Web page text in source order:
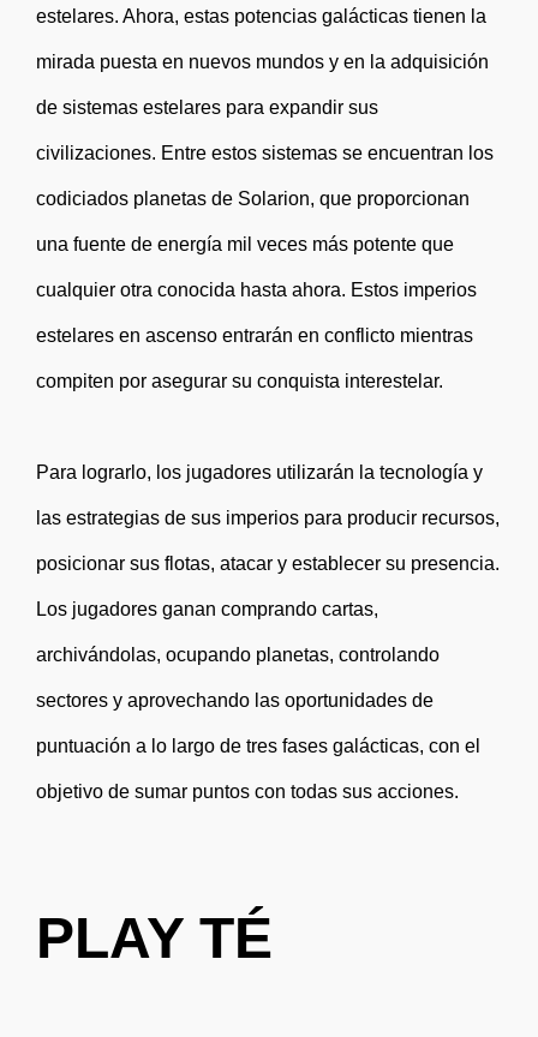
estelares. Ahora, estas potencias galácticas tienen la
mirada puesta en nuevos mundos y en la adquisición
de sistemas estelares para expandir sus
civilizaciones. Entre estos sistemas se encuentran los
codiciados planetas de Solarion, que proporcionan
una fuente de energía mil veces más potente que
cualquier otra conocida hasta ahora. Estos imperios
estelares en ascenso entrarán en conflicto mientras
compiten por asegurar su conquista interestelar.
Para lograrlo, los jugadores utilizarán la tecnología y
las estrategias de sus imperios para producir recursos,
posicionar sus flotas, atacar y establecer su presencia.
Los jugadores ganan comprando cartas,
archivándolas, ocupando planetas, controlando
sectores y aprovechando las oportunidades de
puntuación a lo largo de tres fases galácticas, con el
objetivo de sumar puntos con todas sus acciones.
PLAY TÉ